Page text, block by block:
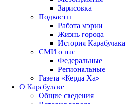
Зарисовка
Подкасты
Работа мэрии
Жизнь города
История Карабулака
СМИ о нас
Федеральные
Региональные
Газета «Керда Ха»
О Карабулаке
Общие сведения